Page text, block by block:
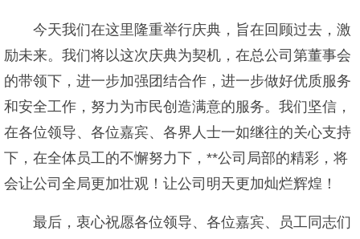
今天我们在这里隆重举行庆典，旨在回顾过去，激
励未来。我们将以这次庆典为契机，在总公司第董事会
的带领下，进一步加强团结合作，进一步做好优质服务
和安全工作，努力为市民创造满意的服务。我们坚信，
在各位领导、各位嘉宾、各界人士一如继往的关心支持
下，在全体员工的不懈努力下，**公司局部的精彩，将
会让公司全局更加壮观！让公司明天更加灿烂辉煌！
最后，衷心祝愿各位领导、各位嘉宾、员工同志们